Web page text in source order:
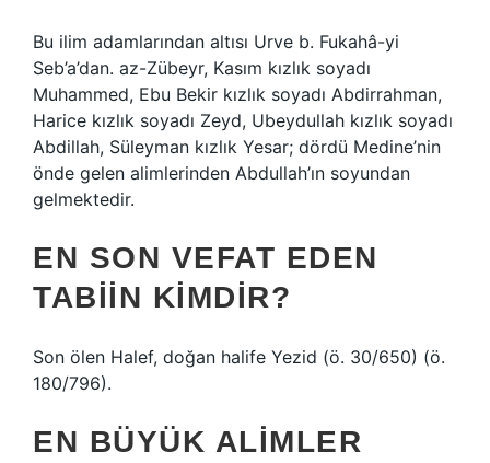
Bu ilim adamlarından altısı Urve b. Fukahâ-yi
Seb’a’dan. az-Zübeyr, Kasım kızlık soyadı
Muhammed, Ebu Bekir kızlık soyadı Abdirrahman,
Harice kızlık soyadı Zeyd, Ubeydullah kızlık soyadı
Abdillah, Süleyman kızlık Yesar; dördü Medine’nin
önde gelen alimlerinden Abdullah’ın soyundan
gelmektedir.
EN SON VEFAT EDEN
TABIIN KIMDIR?
Son ölen Halef, doğan halife Yezid (ö. 30/650) (ö.
180/796).
EN BÜYÜK ALIMLER